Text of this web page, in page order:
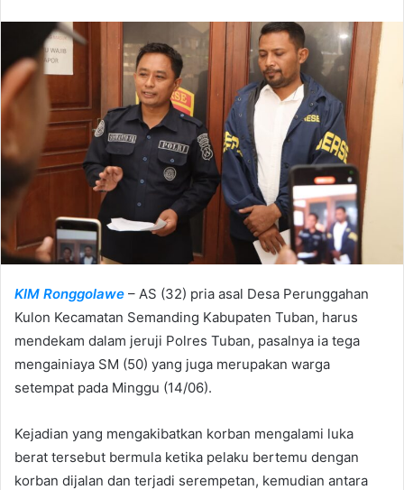
e
m
a
i
KIM Ronggolawe – AS (32) pria asal Desa Perunggahan
Kulon Kecamatan Semanding Kabupaten Tuban, harus
mendekam dalam jeruji Polres Tuban, pasalnya ia tega
mengainiaya SM (50) yang juga merupakan warga
setempat pada Minggu (14/06).
Kejadian yang mengakibatkan korban mengalami luka
berat tersebut bermula ketika pelaku bertemu dengan
korban dijalan dan terjadi serempetan, kemudian antara